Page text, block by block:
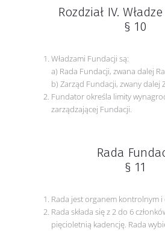
Rozdział IV.
§ 10
Władzami Fundacji są:
a) Rada Fundacji, zwana dalej
b) Zarząd Fundacji, zwany dalej
Fundator określa limity
zarządzającej Fundacji.
Rada
§ 11
Rada jest organem kontrolnym
Rada składa się z 2 do 6
pięcioletnią kadencję. Rada